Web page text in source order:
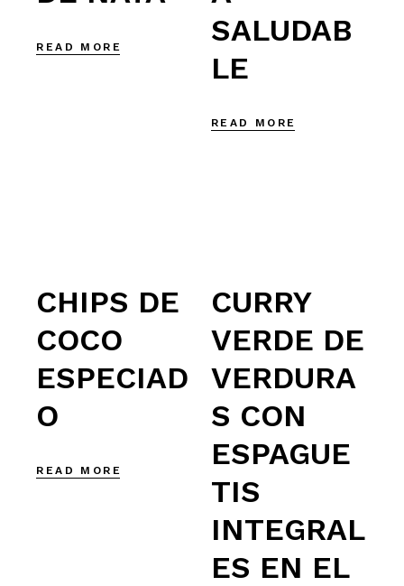
READ MORE
SALUDAB
LE
READ MORE
CHIPS DE
COCO
ESPECIAD
O
READ MORE
CURRY
VERDE DE
VERDURA
S CON
ESPAGUE
TIS
INTEGRAL
ES EN EL